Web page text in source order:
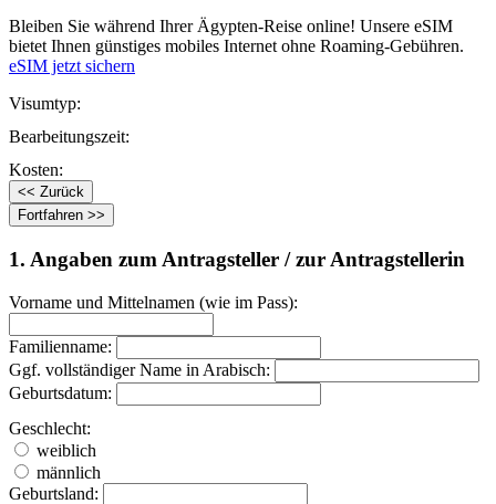
Bleiben Sie während Ihrer Ägypten-Reise online! Unsere eSIM
bietet Ihnen günstiges mobiles Internet ohne Roaming-Gebühren.
eSIM jetzt sichern
Visumtyp:
Bearbeitungszeit:
Kosten:
1. Angaben zum Antragsteller / zur Antragstellerin
Vorname und Mittelnamen (wie im Pass):
Familienname:
Ggf. vollständiger Name in Arabisch:
Geburtsdatum:
Geschlecht:
weiblich
männlich
Geburtsland: